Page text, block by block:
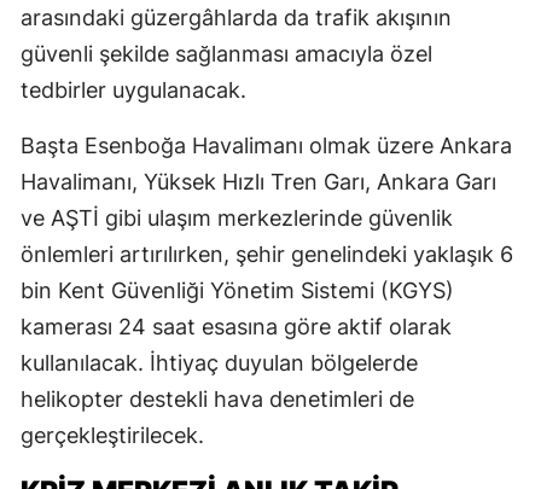
arasındaki güzergâhlarda da trafik akışının
güvenli şekilde sağlanması amacıyla özel
tedbirler uygulanacak.
Başta Esenboğa Havalimanı olmak üzere Ankara
Havalimanı, Yüksek Hızlı Tren Garı, Ankara Garı
ve AŞTİ gibi ulaşım merkezlerinde güvenlik
önlemleri artırılırken, şehir genelindeki yaklaşık 6
bin Kent Güvenliği Yönetim Sistemi (KGYS)
kamerası 24 saat esasına göre aktif olarak
kullanılacak. İhtiyaç duyulan bölgelerde
helikopter destekli hava denetimleri de
gerçekleştirilecek.